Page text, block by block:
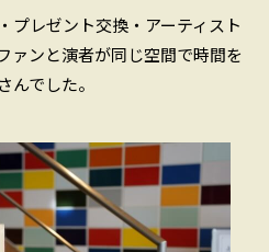
プレゼント交換・アーティスト
ァンと演者が同じ空間で時間を
でした。